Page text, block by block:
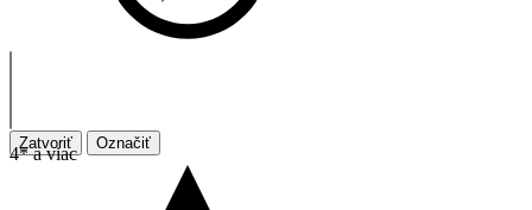
Zatvoriť Označiť
4* a viac